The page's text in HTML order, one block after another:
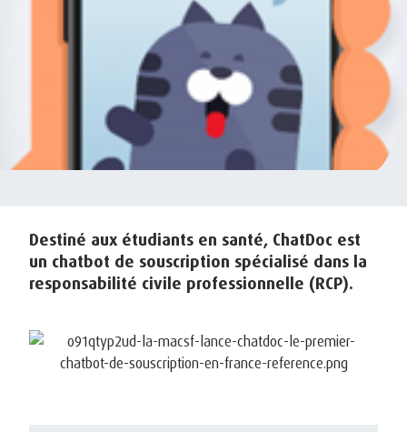
Destiné aux étudiants en santé, ChatDoc est
un chatbot de souscription spécialisé dans la
responsabilité civile professionnelle (RCP).